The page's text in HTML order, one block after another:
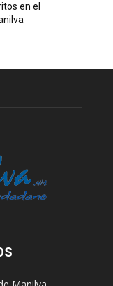
en el